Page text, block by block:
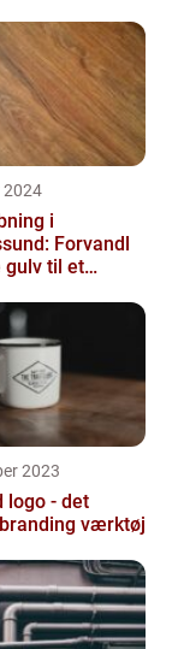
2024
i
Forvandl
gulv til et
2023
logo - det
værktøj